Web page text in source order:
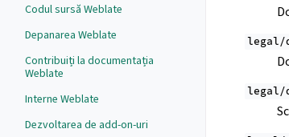
Codul sursă Weblate
Depanarea Weblate
Contribuiți la documentația
Weblate
Interne Weblate
Dezvoltarea de add-on-uri
legal/
legal/